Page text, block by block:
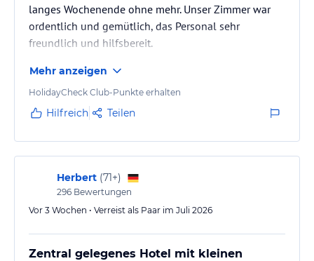
langes Wochenende ohne mehr. Unser Zimmer war
ordentlich und gemütlich, das Personal sehr
freundlich und hilfsbereit.
Mehr anzeigen
HolidayCheck Club-Punkte erhalten
Hilfreich Teilen
Herbert (71+)
296 Bewertungen
Vor 3 Wochen • Verreist als Paar im Juli 2026
Zentral gelegenes Hotel mit kleinen